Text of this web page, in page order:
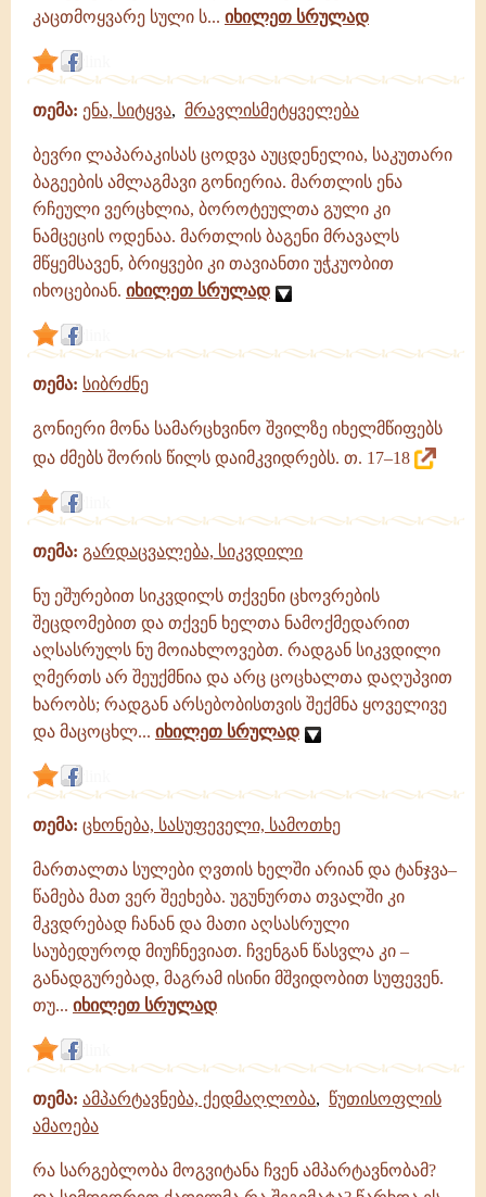
კაცთმოყვარე სული ს... იხილეთ სრულად
თემა: ენა, სიტყვა, მრავლისმეტყველება
ბევრი ლაპარაკისას ცოდვა აუცდენელია, საკუთარი
ბაგეების ამლაგმავი გონიერია. მართლის ენა
რჩეული ვერცხლია, ბოროტეულთა გული კი
ნამცეცის ოდენაა. მართლის ბაგენი მრავალს
მწყემსავენ, ბრიყვები კი თავიანთი უჭკუობით
იხოცებიან. იხილეთ სრულად
თემა: სიბრძნე
გონიერი მონა სამარცხვინო შვილზე იხელმწიფებს
და ძმებს შორის წილს დაიმკვიდრებს. თ. 17–18
თემა: გარდაცვალება, სიკვდილი
ნუ ეშურებით სიკვდილს თქვენი ცხოვრების
შეცდომებით და თქვენ ხელთა ნამოქმედარით
აღსასრულს ნუ მოიახლოვებთ. რადგან სიკვდილი
ღმერთს არ შეუქმნია და არც ცოცხალთა დაღუპვით
ხარობს; რადგან არსებობისთვის შექმნა ყოველივე
და მაცოცხლ... იხილეთ სრულად
თემა: ცხონება, სასუფეველი, სამოთხე
მართალთა სულები ღვთის ხელში არიან და ტანჯვა–
წამება მათ ვერ შეეხება. უგუნურთა თვალში კი
მკვდრებად ჩანან და მათი აღსასრული
საუბედუროდ მიუჩნევიათ. ჩვენგან წასვლა კი –
განადგურებად, მაგრამ ისინი მშვიდობით სუფევენ.
თუ... იხილეთ სრულად
თემა: ამპარტავნება, ქედმაღლობა, წუთისოფლის
ამაოება
რა სარგებლობა მოგვიტანა ჩვენ ამპარტავნობამ?